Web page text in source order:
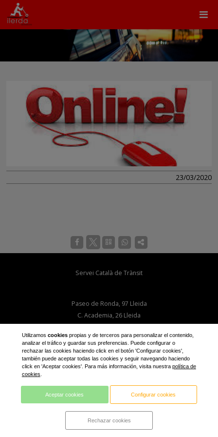
23/03/2020
Servei Català de Trànsit
Paseo de Ronda, 97 Lleida
C. Academia, 26 Lleida
Utilizamos cookiespropias y de terceros para personalizar el contenido,
analizar el tráfico y guardar sus preferencias. Puede configurar o
rechazar las cookies haciendo click en el botón 'Configurar cookies',
también puede aceptar todas las cookies y seguir navegando haciendo
click en 'Aceptar cookies'. Para más información, visita nuestra política de
cookies
Aceptar cookies Configurar cookies
Rechazar cookies